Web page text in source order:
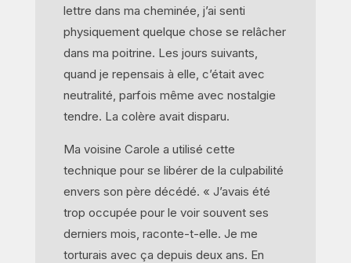
lettre dans ma cheminée, j’ai senti
physiquement quelque chose se relâcher
dans ma poitrine. Les jours suivants,
quand je repensais à elle, c’était avec
neutralité, parfois même avec nostalgie
tendre. La colère avait disparu.
Ma voisine Carole a utilisé cette
technique pour se libérer de la culpabilité
envers son père décédé. « J’avais été
trop occupée pour le voir souvent ses
derniers mois, raconte-t-elle. Je me
torturais avec ça depuis deux ans. En